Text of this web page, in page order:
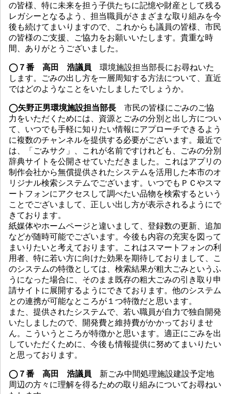
の皆様、特に未来を担う子供たちに記憶や財産として残る
レガシーとなるよう、担当職員がさまざまな取り組みを今
後も続けてまいりますので、これからも議員の皆様、市民
の皆様のご支援、ご協力をお願いいたします。貴重な時
間、ありがとうございました。
◯７番 高田 浩議員 環境施設担当部長にお尋ねいた
します。ごみの出し方を一層周知する方法について、直近
ではどのようなことをいたしましたでしょうか。
◯矢野正男環境施設担当部長 市民の皆様にごみのご協
力をいただくためには、資源とごみの分別と出し方につい
て、いつでも手軽に知りたい情報にアプローチできるよう
に複数のチャンネルを提供する必要がございます。最近で
は、「ごみサク」、これが名前ですけれども、ごみの分別
辞典サイトを公開させていただきました。これはアプリの
制作会社から無償提供されたシステムを活用した本市のオ
リジナル検索システムでございます。いつでもＰＣやスマ
ートフォンにアクセスして調べたい品物を検索するという
ことでございまして、正しい出し方が表示されるようにで
きております。
紙媒体やホームページと違いまして、登録数の更新、追加
などが随時可能でございます。今後も内容の充実を図って
まいりたいと考えております。これはスマートフォンの利
用者、特に若い方に向けた効果を期待しておりまして、こ
のシステムの特徴としては、検索結果が粗大ごみというふ
うになった場合に、そのまま既存の粗大ごみの引き取り申
請サイトに展開するようにできております。他のシステム
との連携が可能なところが１つ特徴だと思います。
また、提供されたシステムで、若い職員が自力で独自開発
いたしましたので、開発費と維持費がかかっておりませ
ん。こういうところが特徴かと思います。適正にごみを出
していただくために、今後も情報提供に努めてまいりたい
と思っております。
◯７番 高田 浩議員 新ごみ中間処理施設建設予定地
周辺の方々に理解を得るための取り組みについてお尋ねい